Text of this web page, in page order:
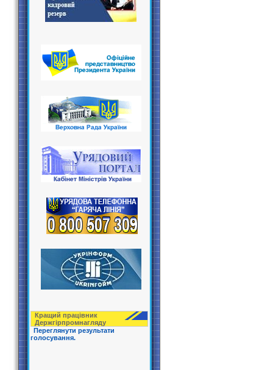
Кращий працівник
Держгірпрoмнагляду
Переглянути результати
голосування.